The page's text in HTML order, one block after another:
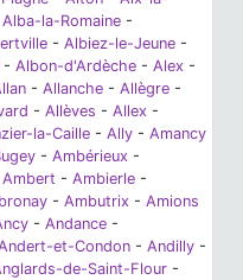
Alba-la-Romaine -
- Albiez-le-Jeune -
- Albon-d'Ardèche - Alex -
- Allanche - Allègre -
- Allèves - Allex -
la-Caille - Ally - Amancy
- Ambérieux -
Ambert - Ambierle -
- Ambutrix - Amions
- Andance -
et-Condon - Andilly -
de-Saint-Flour -